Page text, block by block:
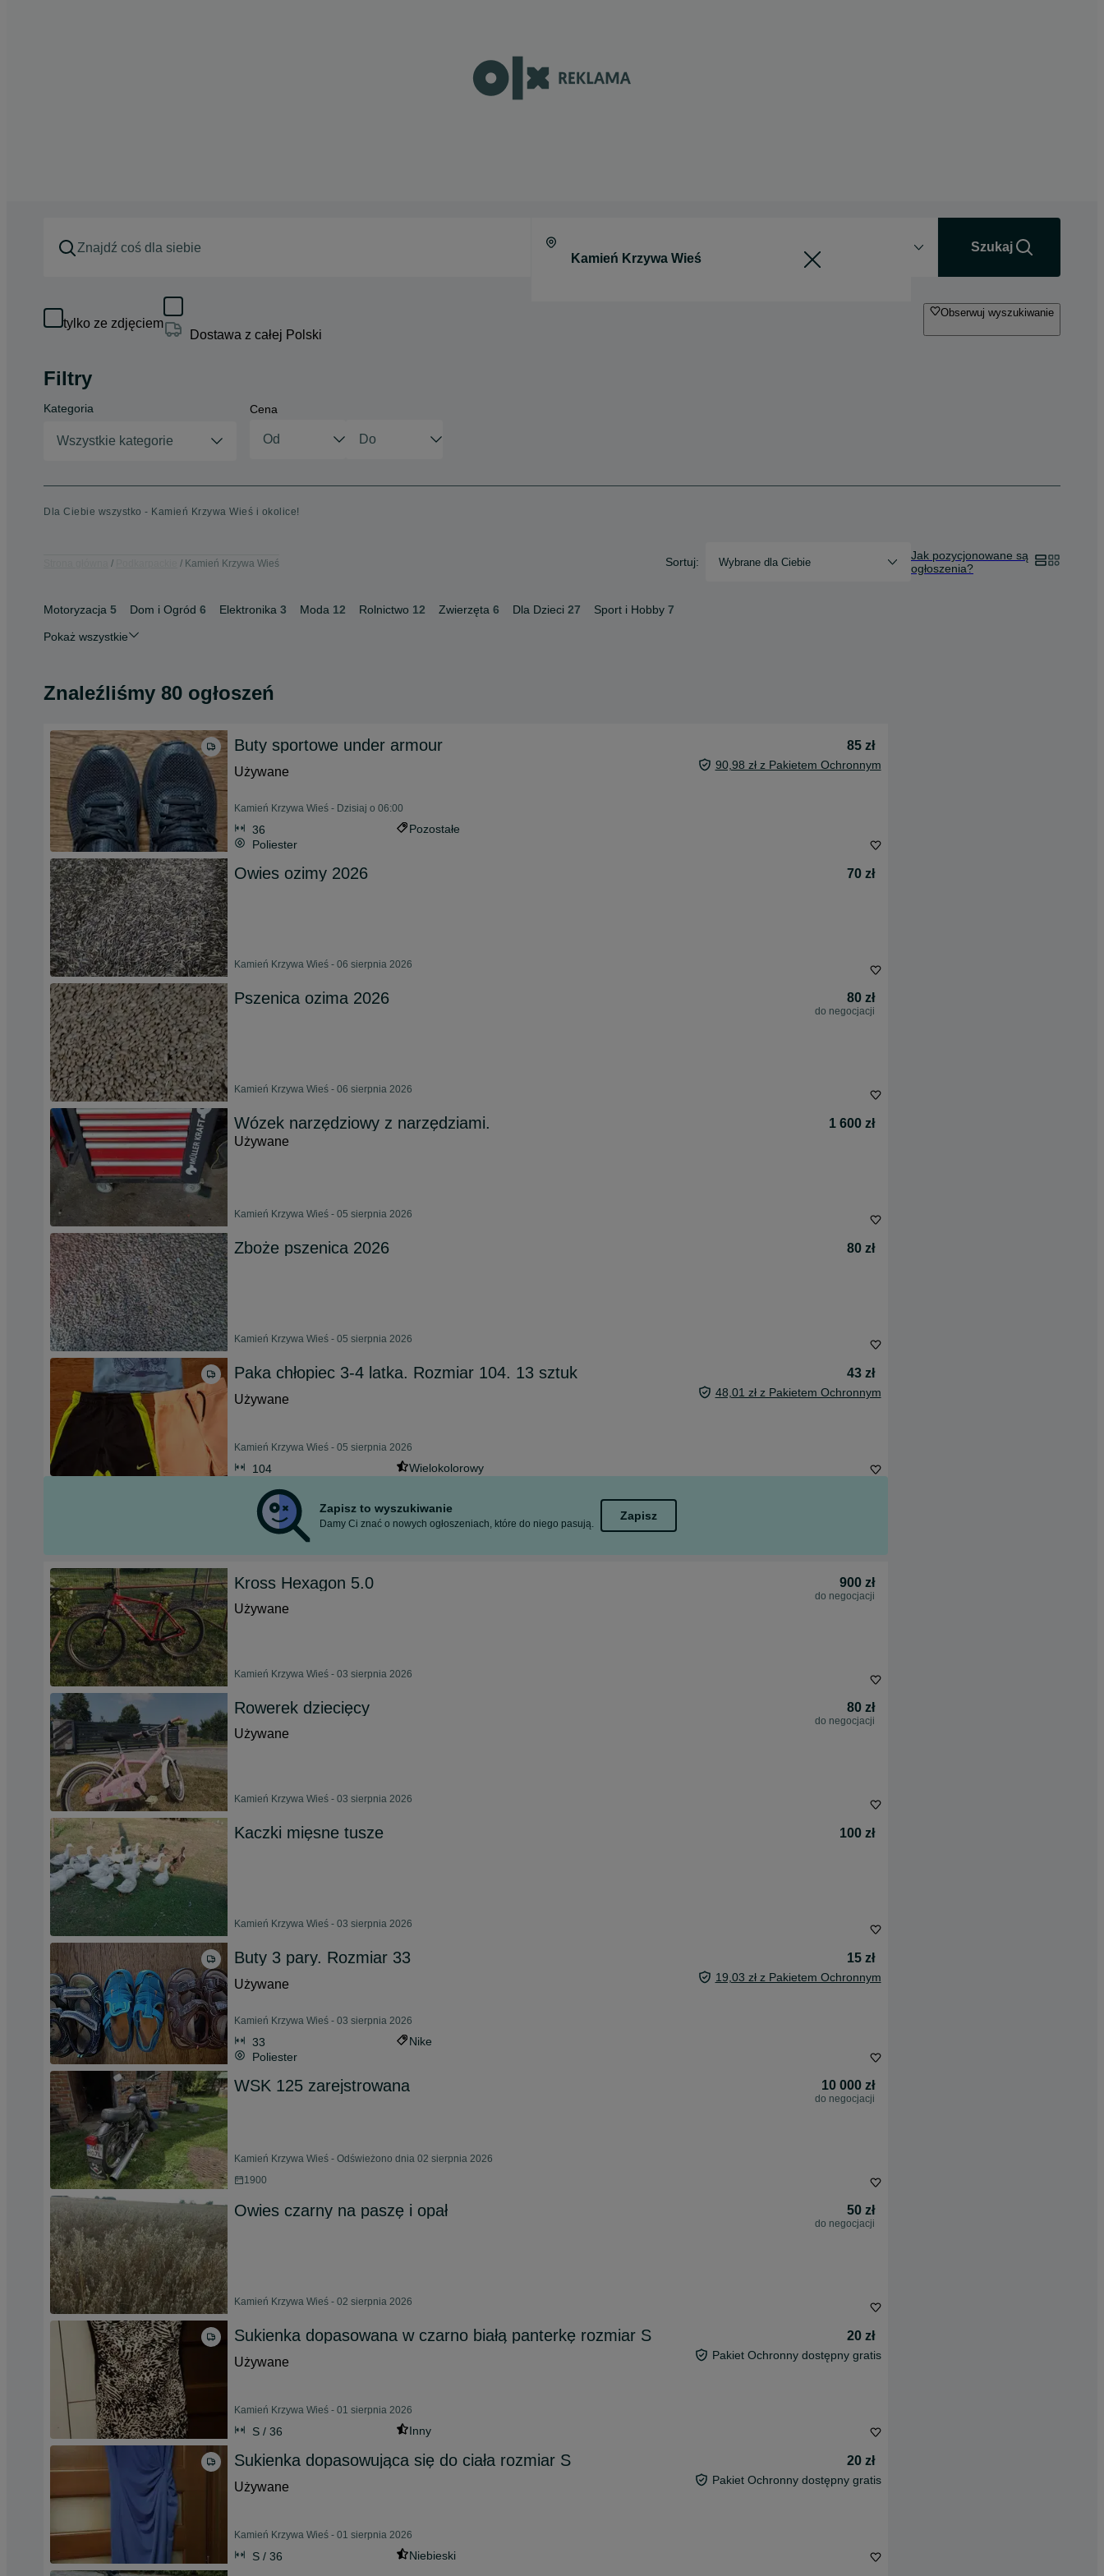
Szukaj
tylko ze zdjęciem
Dostawa z całej Polski
Obserwuj wyszukiwanie
Filtry
Kategoria
Wszystkie kategorie
Cena
Dla Ciebie wszystko - Kamień Krzywa Wieś i okolice!
Kamień Krzywa Wieś Sortuj: Wybrane dla Ciebie
Jak pozycjonowane są
ogłoszenia?
Motoryzacja 5 Dom i Ogród 6 Elektronika 3 Moda 12 Rolnictwo 12 Zwierzęta 6 Dla Dzieci 27 Sport i Hobby 7
Pokaż wszystkie
Znaleźliśmy 80 ogłoszeń
Buty sportowe under armour
85 zł
Używane
90,98 zł z Pakietem Ochronnym
Kamień Krzywa Wieś - Dzisiaj o 06:00
36
Pozostałe
Poliester
Owies ozimy 2026 70 zł
Kamień Krzywa Wieś - 06 sierpnia 2026
Pszenica ozima 2026 80 zł
do negocjacji
Kamień Krzywa Wieś - 06 sierpnia 2026
Wózek narzędziowy z narzędziami.
1 600 zł
Używane
Kamień Krzywa Wieś - 05 sierpnia 2026
Zboże pszenica 2026 80 zł
Kamień Krzywa Wieś - 05 sierpnia 2026
Paka chłopiec 3-4 latka. Rozmiar 104. 13 sztuk
43 zł
Używane
48,01 zł z Pakietem Ochronnym
Kamień Krzywa Wieś - 05 sierpnia 2026
104 Wielokolorowy
Zapisz to wyszukiwanie
Damy Ci znać o nowych ogłoszeniach, które do niego pasują.
Zapisz
Kross Hexagon 5.0 900 zł
do negocjacji
Używane
Kamień Krzywa Wieś - 03 sierpnia 2026
Rowerek dziecięcy 80 zł
do negocjacji
Używane
Kamień Krzywa Wieś - 03 sierpnia 2026
Kaczki mięsne tusze 100 zł
Kamień Krzywa Wieś - 03 sierpnia 2026
Buty 3 pary. Rozmiar 33
15 zł
Używane
19,03 zł z Pakietem Ochronnym
Kamień Krzywa Wieś - 03 sierpnia 2026
33
Nike
Poliester
WSK 125 zarejstrowana 10 000 zł
do negocjacji
Kamień Krzywa Wieś - Odświeżono dnia 02 sierpnia 2026
1900
Owies czarny na paszę i opał 50 zł
do negocjacji
Kamień Krzywa Wieś - 02 sierpnia 2026
Sukienka dopasowana w czarno białą panterkę rozmiar S
20 zł
Używane
Pakiet Ochronny dostępny gratis
Kamień Krzywa Wieś - 01 sierpnia 2026
S / 36 Inny
Sukienka dopasowująca się do ciała rozmiar S
20 zł
Używane
Pakiet Ochronny dostępny gratis
Kamień Krzywa Wieś - 01 sierpnia 2026
S / 36 Niebieski